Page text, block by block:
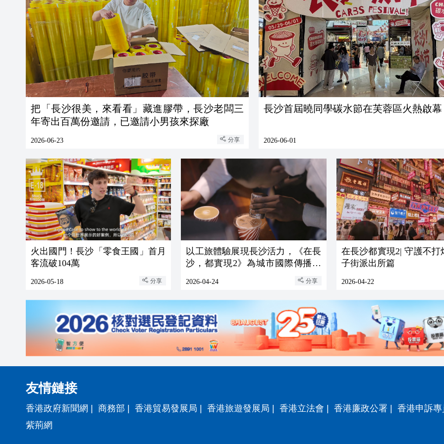
把「長沙很美，來看看」藏進膠帶，長沙老闆三
年寄出百萬份邀請，已邀請小男孩來探廠
2026-06-23 分享
長沙首屆曉同學碳水節在芙蓉區火熱啟幕
2026-06-01
火出國門！長沙「零食王國」首月
客流破104萬
2026-05-18 分享
以工旅體驗展現長沙活力，《在長
沙，都實現2》為城市國際傳播書
2026-04-24 分享
在長沙都實現2| 守護不
子街派出所篇
2026-04-22
友情鏈接
香港政府新聞網 | 商務部 | 香港貿易發展局 | 香港旅遊發展局 | 香港立法會 | 香港廉政公署 | 香港申訴
紫荊網